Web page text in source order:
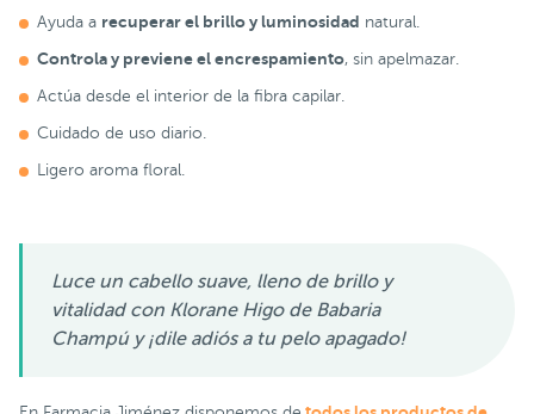
Ayuda a recuperar el brillo y luminosidad natural.
Controla y previene el encrespamiento, sin apelmazar.
Actúa desde el interior de la fibra capilar.
Cuidado de uso diario.
Ligero aroma floral.
Luce un cabello suave, lleno de brillo y
vitalidad con Klorane Higo de Babaria
Champú y ¡dile adiós a tu pelo apagado!